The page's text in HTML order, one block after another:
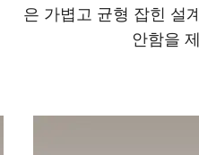
은 가볍고 균형 잡힌 설
안함을